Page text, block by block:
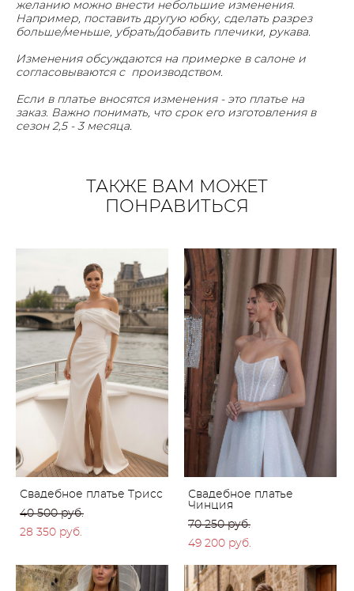
желанию можно внести небольшие изменения.
Например, поставить другую юбку, сделать разрез
больше/меньше, убрать/добавить плечики, рукава.
Изменения обсуждаются на примерке в салоне и
согласовываются с производством.
Если в платье вносятся изменения - это платье на
заказ. Важно понимать, что срок его изготовления в
сезон 2,5 - 3 месяца.
ТАКЖЕ ВАМ МОЖЕТ
ПОНРАВИТЬСЯ
Свадебное платье Трисс
40 500 pуб.
28 350 pуб.
Свадебное платье
Чинция
70 250 pуб.
49 200 pуб.